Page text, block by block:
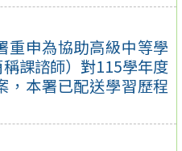
重申為協助高級中等學
課諮師）對115學年度
，本署已配送學習歷程